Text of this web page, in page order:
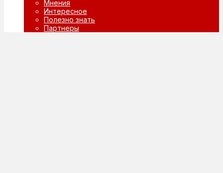
Мнения
Интересное
Полезно знать
Партнеры